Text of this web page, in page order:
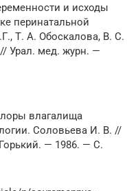
и исходы
перинатальной
Т. А. Обоскалова, В. С.
Урал. мед. журн. —
влагалища
Соловьева И. В. //
— 1986. — С.